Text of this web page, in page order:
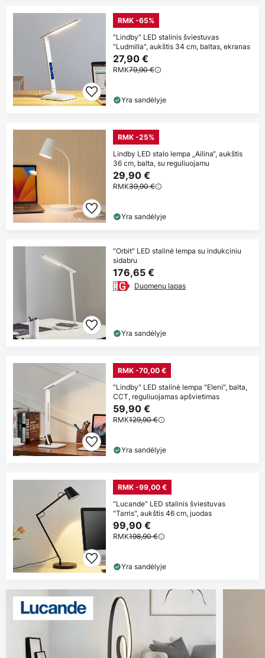
RMK -65%
"Lindby" LED stalinis šviestuvas
"Ludmilla", aukštis 34 cm, baltas, ekranas
27,90 €
RMK79,90 €
Yra sandėlyje
RMK -25%
Lindby LED stalo lempa „Ailina“, aukštis
36 cm, balta, su reguliuojamu
29,90 €
RMK39,90 €
Yra sandėlyje
"Orbit" LED stalinė lempa su indukciniu
sidabru
176,65 €
Duomenų lapas
Yra sandėlyje
RMK -70,00 €
"Lindby" LED stalinė lempa "Eleni", balta,
CCT, reguliuojamas apšvietimas
59,90 €
RMK129,90 €
Yra sandėlyje
RMK -99,00 €
"Lucande" LED stalinis šviestuvas
"Tarris", aukštis 46 cm, juodas
99,90 €
RMK198,90 €
Yra sandėlyje